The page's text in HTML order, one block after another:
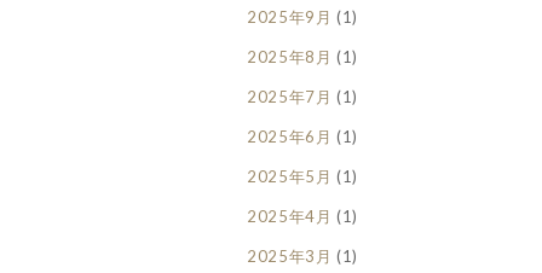
2025年9月 (1)
2025年8月 (1)
2025年7月 (1)
2025年6月 (1)
2025年5月 (1)
2025年4月 (1)
2025年3月 (1)